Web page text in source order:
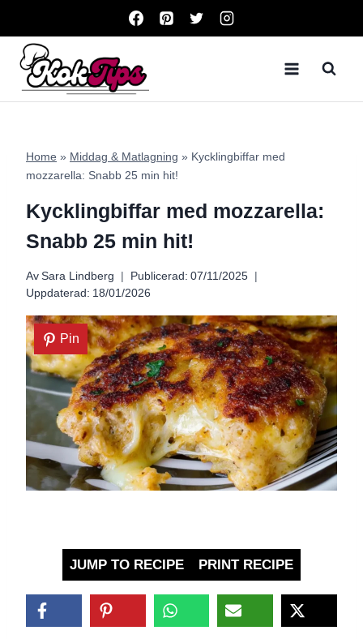
content
Home » Middag & Matlagning » Kycklingbiffar med
mozzarella: Snabb 25 min hit!
Kycklingbiffar med mozzarella:
Snabb 25 min hit!
Av Sara Lindberg Publicerad: 07/11/2025
Uppdaterad: 18/01/2026
Pin
JUMP TO RECIPE PRINT RECIPE